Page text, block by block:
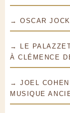
→ OSCAR
→ LE
À CLÉMENCE
→ JOEL
MUSIQUE